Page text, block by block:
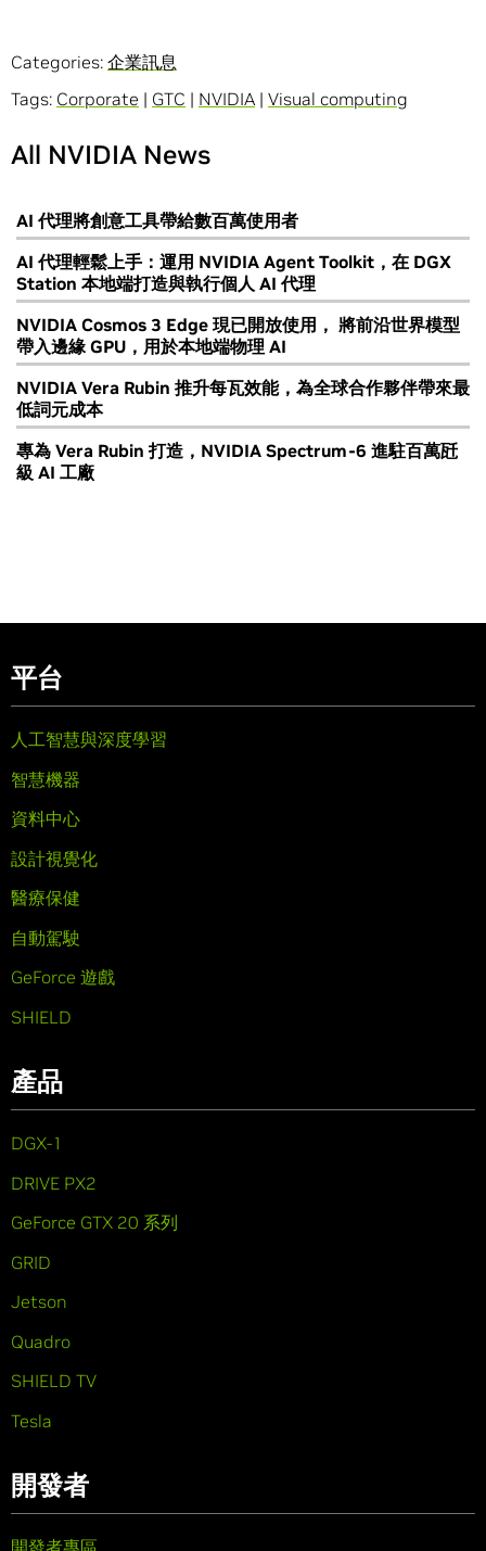
Categories: 企業訊息
Tags: Corporate | GTC | NVIDIA | Visual computing
All NVIDIA News
AI 代理將創意工具帶給數百萬使用者
AI 代理輕鬆上手：運用 NVIDIA Agent Toolkit，在 DGX
Station 本地端打造與執行個人 AI 代理
NVIDIA Cosmos 3 Edge 現已開放使用， 將前沿世界模型
帶入邊緣 GPU，用於本地端物理 AI
NVIDIA Vera Rubin 推升每瓦效能，為全球合作夥伴帶來最
低詞元成本
專為 Vera Rubin 打造，NVIDIA Spectrum-6 進駐百萬瓩
級 AI 工廠
平台
人工智慧與深度學習
智慧機器
資料中心
設計視覺化
醫療保健
自動駕駛
GeForce 遊戲
SHIELD
產品
DGX-1
DRIVE PX2
GeForce GTX 20 系列
GRID
Jetson
Quadro
SHIELD TV
Tesla
開發者